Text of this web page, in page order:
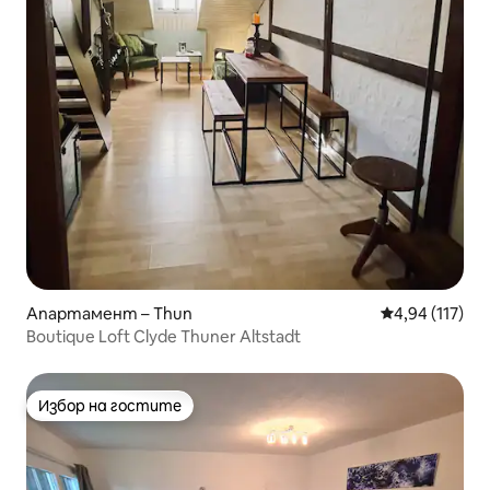
Апартамент – Thun Средна
4,94 (117)
Boutique Loft Clyde Thuner Altstadt
Избор на гостите
Избор на гостите